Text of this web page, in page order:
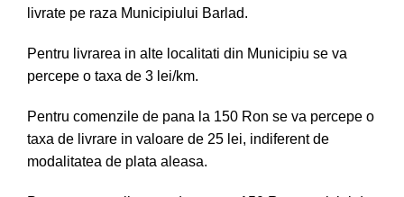
livrate pe raza Municipiului Barlad.
Pentru livrarea in alte localitati din Municipiu se va
percepe o taxa de 3 lei/km.
Pentru comenzile de pana la 150 Ron se va percepe o
taxa de livrare in valoare de 25 lei, indiferent de
modalitatea de plata aleasa.